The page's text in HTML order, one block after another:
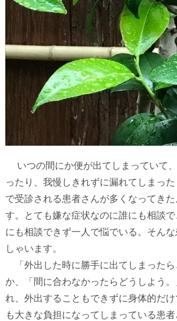
いつの間にか便が出てしまっていて
ったり、我慢しきれずに漏れてしまっ
で受診される患者さんが多くなってきた
す。とても嫌な症状なのに誰にも相談で
にも相談できず一人で悩でいる。そん
しゃいます。
「外出した時に勝手に出てしまったら
か、「間に合わなかったらどうしよう
れ、外出することもできずに身体的だ
も大きな負担になってしまっている患者